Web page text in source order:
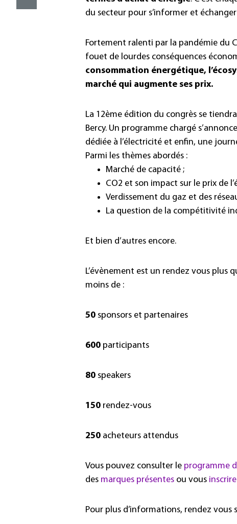
du secteur pour s’informer et
Fortement ralenti par la pandémie du
fouet de lourdes conséquences
consommation énergétique,
marché qui augmente ses prix.
La 12ème édition du congrès se
Bercy. Un programme chargé
dédiée à l’électricité et enfin, une
Parmi les thèmes abordés :
Marché de capacité ;
CO2 et son impact sur le prix de
Verdissement du gaz et des
La question de la compétitivité
Et bien d’autres encore.
L’évènement est un rendez vous plus
moins de :
50 sponsors et partenaires
600 participants
80 speakers
150 rendez-vous
250 acheteurs attendus
Vous pouvez consulter le programme
des marques présentes ou vous inscrire
Pour plus d’informations, rendez vous